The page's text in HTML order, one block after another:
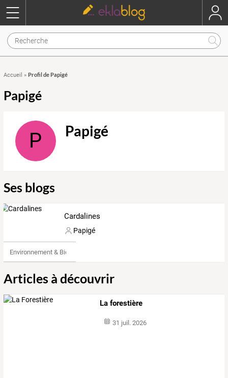
Accueil » Profil de Papigé
Papigé
P Papigé
Ses blogs
Cardalines
Papigé
Environnement & Bio
Articles à découvrir
La forestière
31 juil. 2026